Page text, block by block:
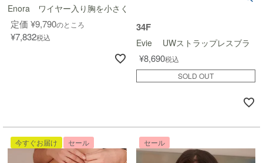
Enora ワイヤー入り胸を小さく見せるブラ
定価 ¥9,790のところ
¥7,832税込
34F
Evie UWストラップレスブラ
¥8,690税込
SOLD OUT
今すぐお届け セール セール